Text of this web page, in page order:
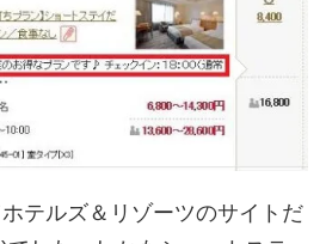
テルズ＆リゾーツのサイトだ